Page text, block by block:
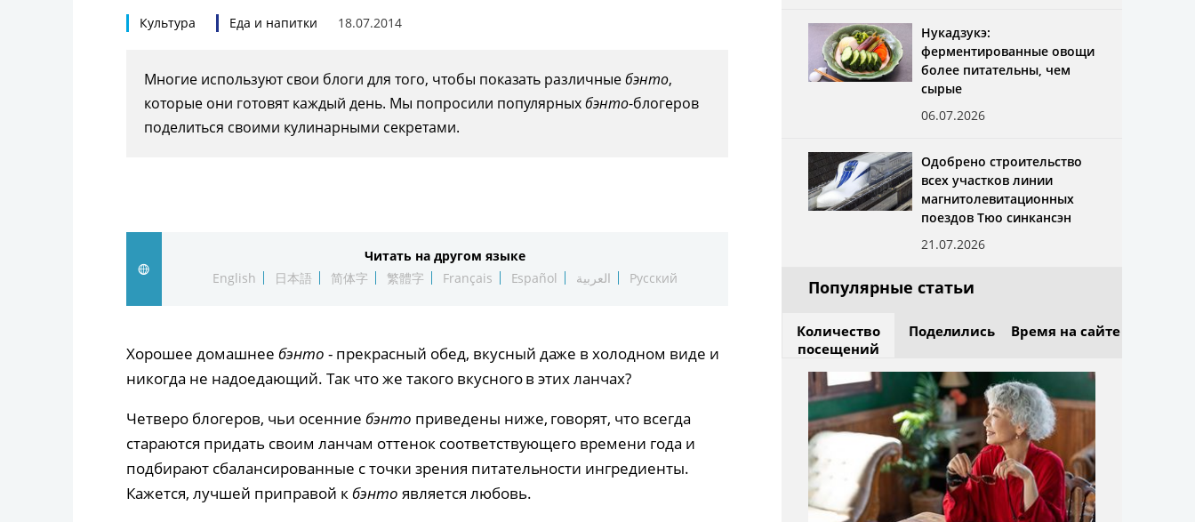
Культура Еда и напитки 18.07.2014
Многие используют свои блоги для того, чтобы показать различныебэнто,
которые они готовят каждый день. Мы попросили популярныхбэнто-блогеров
поделиться своими кулинарными секретами.
Читать на другом языке
English
日本語 简体字 繁體字 Français Español العربية Русский
Хорошее домашнее бэнто - прекрасный обед, вкусный даже в холодном виде и
никогда не надоедающий. Так что же такого вкусного в этих ланчах?
Четверо блогеров, чьи осенние бэнто приведены ниже, говорят, что всегда
стараются придать своим ланчам оттенок соответствующего времени года и
подбирают сбалансированные с точки зрения питательности ингредиенты.
Кажется, лучшей приправой кбэнто является любовь.
Нукадзукэ:
ферментированные овощи
более питательны, чем
сырые
06.07.2026
Одобрено строительство
всех участков линии
магнитолевитационных
поездов Тюо синкансэн
21.07.2026
Популярные статьи
Количество
посещений
Поделились Время на сайте